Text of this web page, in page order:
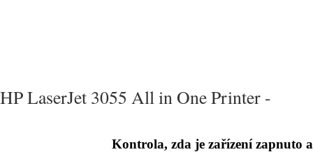
HP LaserJet 3055 All in One Printer -
Kontrola, zda je zařízení zapnuto